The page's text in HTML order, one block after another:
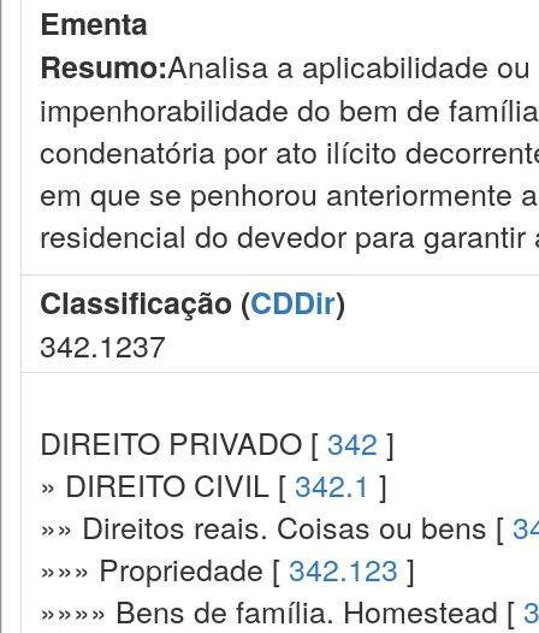
Ementa
Resumo:Analisa a aplicabilidade
impenhorabilidade do bem de
condenatória por ato ilícito
em que se penhorou anteriormente
residencial do devedor para garantir
Classificação (CDDir)
342.1237
DIREITO PRIVADO [ 342 ]
» DIREITO CIVIL [ 342.1 ]
»» Direitos reais. Coisas ou bens [
»»» Propriedade [ 342.123 ]
»»»» Bens de família. Homestead [